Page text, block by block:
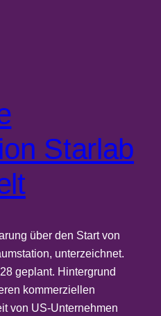
Starlab
über den Start von
unterzeichnet.
geplant. Hintergrund
kommerziellen
von US-Unternehmen